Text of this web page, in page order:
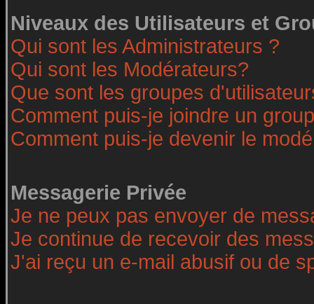
Niveaux des Utilisateurs et
Qui sont les Administrateurs ?
Qui sont les Modérateurs?
Que sont les groupes
Comment puis-je joindre un
Comment puis-je devenir le
Messagerie Privée
Je ne peux pas envoyer de
Je continue de recevoir des
J'ai reçu un e-mail abusif ou de